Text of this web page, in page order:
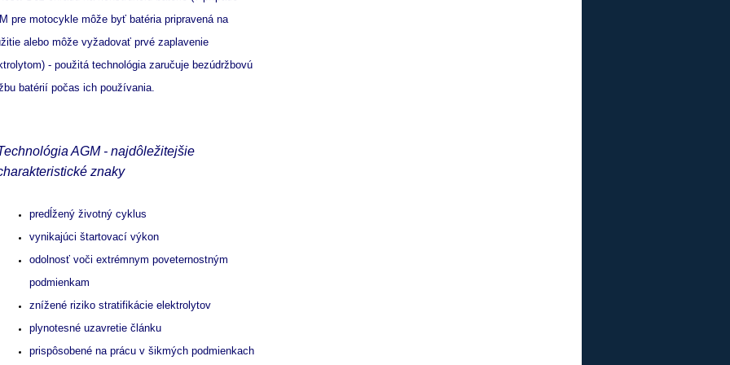
pre motocykle môže byť batéria pripravená na
alebo môže vyžadovať prvé zaplavenie
- použitá technológia zaručuje bezúdržbovú
batérií počas ich používania.
AGM - najdôležitejšie
znaky
predĺžený životný cyklus
vynikajúci štartovací výkon
odolnosť voči extrémnym poveternostným
podmienkam
znížené riziko stratifikácie elektrolytov
plynotesné uzavretie článku
prispôsobené na prácu v šikmých podmienkach